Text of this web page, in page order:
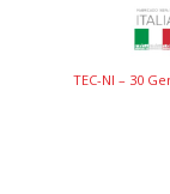
TEC-NI – 30